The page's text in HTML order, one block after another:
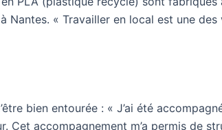
Nantes. « Travailler en local est une des
bien entourée : « J’ai été
Cet accompagnement m’a permis de